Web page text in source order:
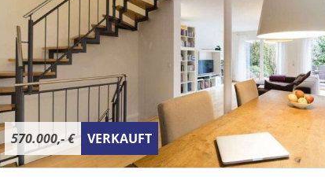
570.000,- € VERKAUFT